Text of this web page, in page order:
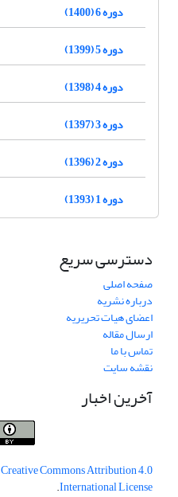
دوره 6 (1400)
دوره 5 (1399)
دوره 4 (1398)
دوره 3 (1397)
دوره 2 (1396)
دوره 1 (1393)
دسترسی سریع
صفحه اصلی
درباره نشریه
اعضای هیات تحریریه
ارسال مقاله
تماس با ما
نقشه سایت
آخرین اخبار
Creative Commons Attribution 4.0
International License
.